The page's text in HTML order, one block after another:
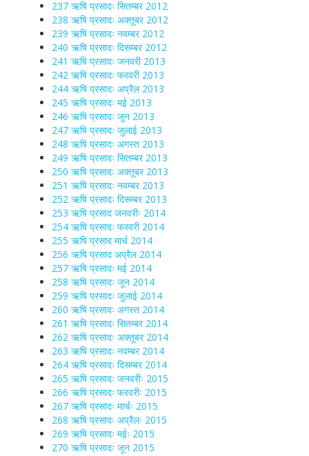
237 ऋषि प्रसादः सितम्बर 2012
238 ऋषि प्रसादः अक्तूबर 2012
239 ऋषि प्रसादः नवम्बर 2012
240 ऋषि प्रसादः दिसम्बर 2012
241 ऋषि प्रसादः जनवरी 2013
242 ऋषि प्रसादः फरवरी 2013
244 ऋषि प्रसादः अप्रैल 2013
245 ऋषि प्रसादः मई 2013
246 ऋषि प्रसादः जून 2013
247 ऋषि प्रसादः जुलाई 2013
248 ऋषि प्रसादः अगस्त 2013
249 ऋषि प्रसादः सितम्बर 2013
250 ऋषि प्रसादः अक्तूबर 2013
251 ऋषि प्रसादः नवम्बर 2013
252 ऋषि प्रसादः दिसम्बर 2013
253 ऋषि प्रसाद जनवरीः 2014
254 ऋषि प्रसादः फरवरी 2014
255 ऋषि प्रसाद मार्च 2014
256 ऋषि प्रसाद अप्रैल 2014
257 ऋषि प्रसादः मई 2014
258 ऋषि प्रसादः जून 2014
259 ऋषि प्रसादः जुलाई 2014
260 ऋषि प्रसादः अगस्त 2014
261 ऋषि प्रसादः सितम्बर 2014
262 ऋषि प्रसादः अक्तूबर 2014
263 ऋषि प्रसादः नवम्बर 2014
264 ऋषि प्रसादः दिसम्बर 2014
265 ऋषि प्रसादः जनवरीः 2015
266 ऋषि प्रसादः फरवरीः 2015
267 ऋषि प्रसादः मार्चः 2015
268 ऋषि प्रसादः अप्रैलः 2015
269 ऋषि प्रसादः मईः 2015
270 ऋषि प्रसादः जून 2015